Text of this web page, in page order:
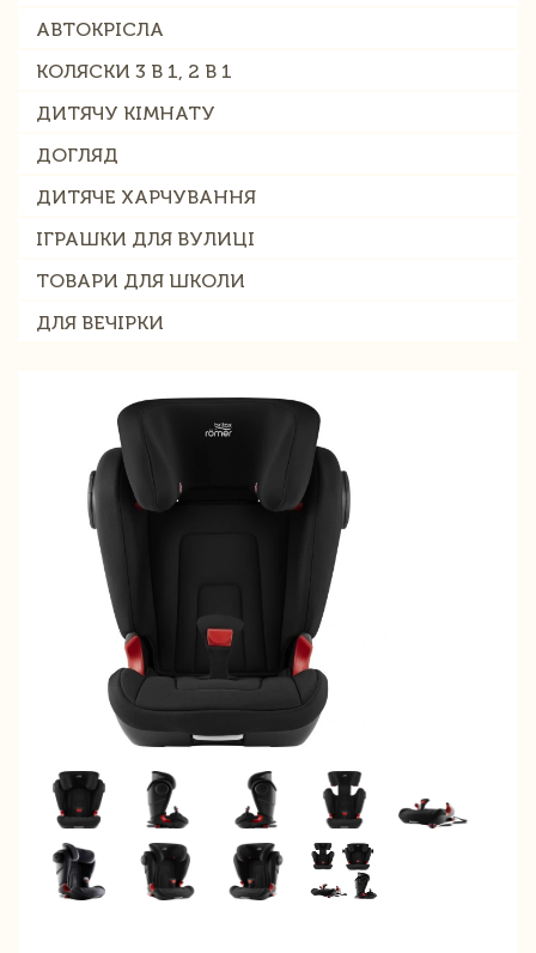
АВТОКРІСЛА
КОЛЯСКИ 3 В 1, 2 В 1
ДИТЯЧУ КІМНАТУ
ДОГЛЯД
ДИТЯЧЕ ХАРЧУВАННЯ
ІГРАШКИ ДЛЯ ВУЛИЦІ
ТОВАРИ ДЛЯ ШКОЛИ
ДЛЯ ВЕЧІРКИ